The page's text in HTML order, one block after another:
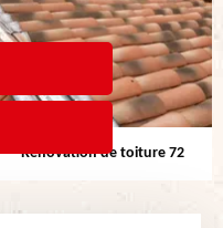
Rénovation de toiture 72